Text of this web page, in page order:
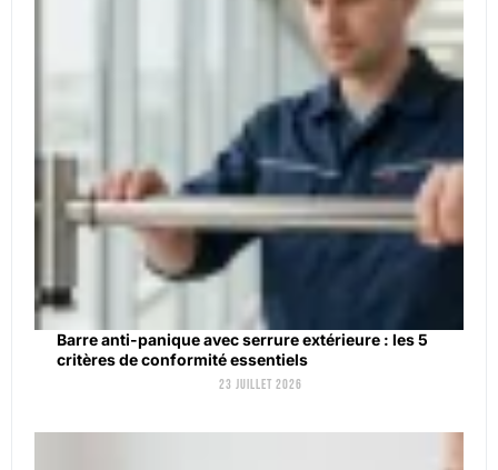
Barre anti-panique avec serrure extérieure : les 5
critères de conformité essentiels
23 juillet 2026